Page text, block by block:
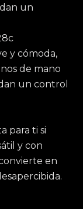
un
y cómoda,
de mano
un control
para ti si
y con
en